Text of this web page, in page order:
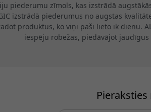
piederumu zīmols, kas izstrādā
izstrādā piederumus no augstas
produktus, ko viņi paši lieto ik dienu.
iespēju robežas, piedāvājot